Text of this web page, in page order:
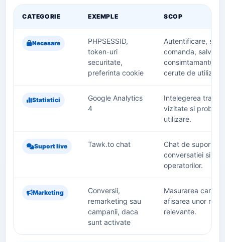
CATEGORIE EXEMPLE SCOP
Necesare
PHPSESSID,
token-uri
securitate,
preferinta cookie
Autentificare,
comanda,
consimtamantului
cerute de
Statistici
Google Analytics
4
Intelegerea
vizitate si
utilizare.
Suport live Tawk.to chat
Chat de suport,
conversatiei si
operatorilor.
Marketing
Conversii,
remarketing sau
campanii, daca
sunt activate
Masurarea
afisarea unor
relevante.